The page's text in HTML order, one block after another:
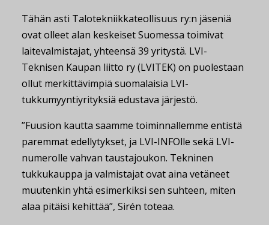
Tähän asti Talotekniikkateollisuus ry:n jäseniä
ovat olleet alan keskeiset Suomessa toimivat
laitevalmistajat, yhteensä 39 yritystä. LVI-
Teknisen Kaupan liitto ry (LVITEK) on puolestaan
ollut merkittävimpiä suomalaisia LVI-
tukkumyyntiyrityksiä edustava järjestö.
”Fuusion kautta saamme toiminnallemme entistä
paremmat edellytykset, ja LVI-INFOlle sekä LVI-
numerolle vahvan taustajoukon. Tekninen
tukkukauppa ja valmistajat ovat aina vetäneet
muutenkin yhtä esimerkiksi sen suhteen, miten
alaa pitäisi kehittää”, Sirén toteaa.